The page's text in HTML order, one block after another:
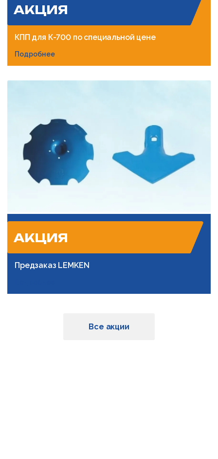
АКЦИЯ
КПП для К-700 по специальной цене
Подробнее
АКЦИЯ
Предзаказ LEMKEN
Все акции